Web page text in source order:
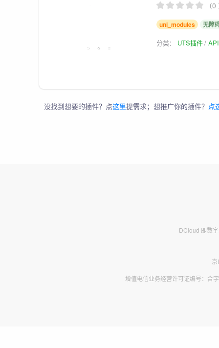
（
uni_modules 无障
分类： UTS插件
没找到想要的插件？点这里提需求；想推广你的插件？ 点
DCloud 即数
增值电信业务经营许可证编号：合